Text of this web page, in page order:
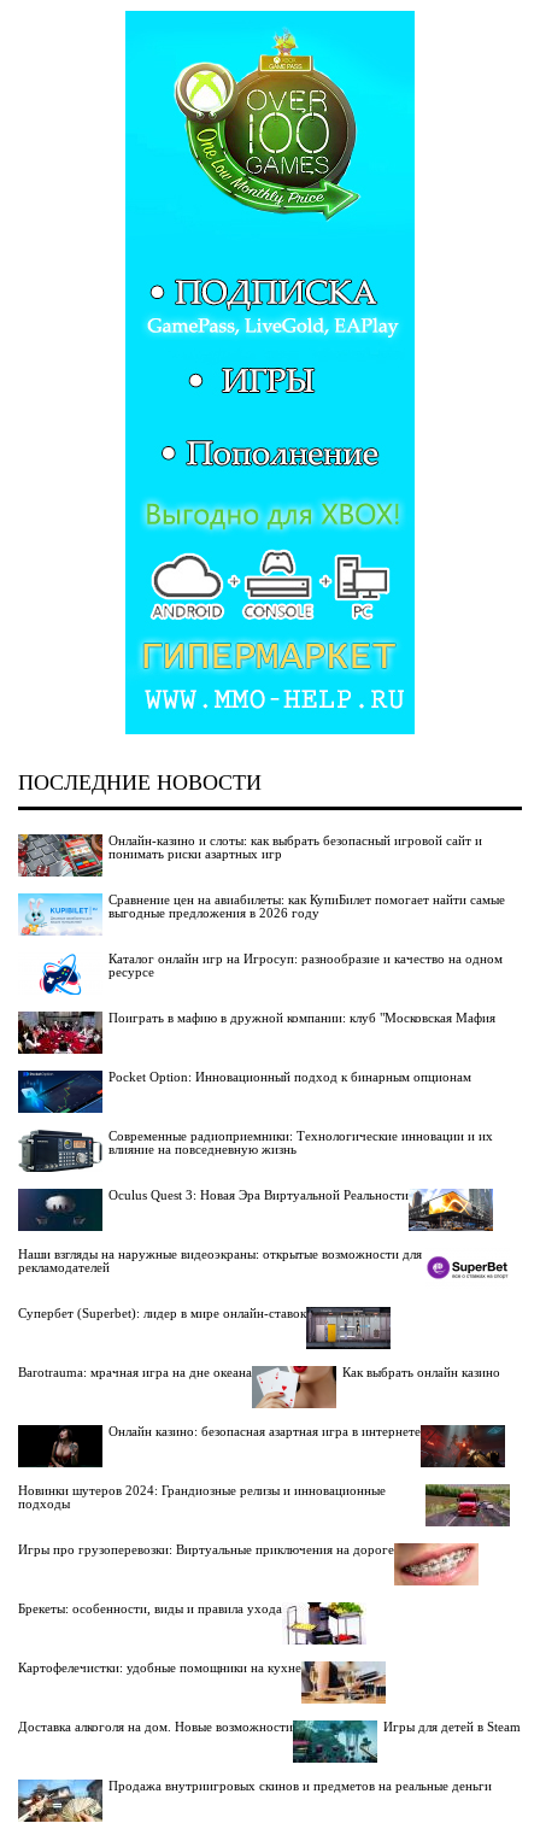
ПОСЛЕДНИЕ НОВОСТИ
Онлайн-казино и слоты: как выбрать безопасный игровой сайт и
понимать риски азартных игр
Сравнение цен на авиабилеты: как КупиБилет помогает найти самые
выгодные предложения в 2026 году
Каталог онлайн игр на Игросуп: разнообразие и качество на одном
ресурсе
Поиграть в мафию в дружной компании: клуб "Московская Мафия
Pocket Option: Инновационный подход к бинарным опционам
Современные радиоприемники: Технологические инновации и их
влияние на повседневную жизнь
Oculus Quest 3: Новая Эра Виртуальной Реальности
Наши взгляды на наружные видеоэкраны: открытые возможности для
рекламодателей
Супербет (Superbet): лидер в мире онлайн-ставок
Barotrauma: мрачная игра на дне океана Как выбрать онлайн казино
Онлайн казино: безопасная азартная игра в интернете
Новинки шутеров 2024: Грандиозные релизы и инновационные
подходы
Игры про грузоперевозки: Виртуальные приключения на дороге
Брекеты: особенности, виды и правила ухода
Картофелечистки: удобные помощники на кухне
Доставка алкоголя на дом. Новые возможности Игры для детей в Steam
Продажа внутриигровых скинов и предметов на реальные деньги